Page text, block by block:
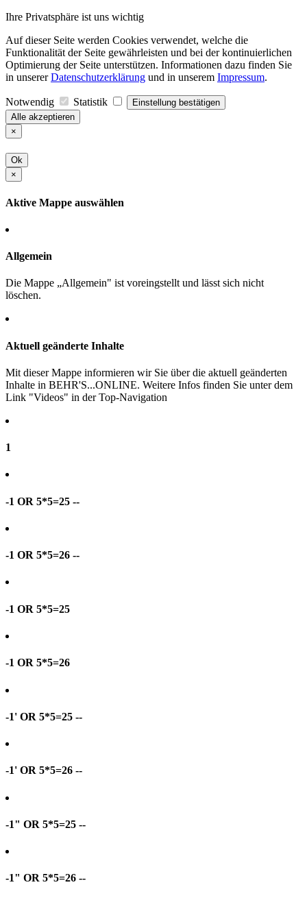
Ihre Privatsphäre ist uns wichtig
Auf dieser Seite werden Cookies verwendet, welche die
Funktionalität der Seite gewährleisten und bei der kontinuierlichen
Optimierung der Seite unterstützen. Informationen dazu finden Sie
in unsererDatenschutzerklärung und in unserem Impressum.
Notwendig Statistik
Einstellung bestätigen
Alle akzeptieren
×
Ok
×
Aktive Mappe auswählen
Allgemein
Die Mappe „Allgemein" ist voreingstellt und lässt sich nicht
löschen.
Aktuell geänderte Inhalte
Mit dieser Mappe informieren wir Sie über die aktuell geänderten
Inhalte in BEHR'S...ONLINE. Weitere Infos finden Sie unter dem
Link "Videos" in der Top-Navigation
1
-1 OR 5*5=25 --
-1 OR 5*5=26 --
-1 OR 5*5=25
-1 OR 5*5=26
-1' OR 5*5=25 --
-1' OR 5*5=26 --
-1" OR 5*5=25 --
-1" OR 5*5=26 --